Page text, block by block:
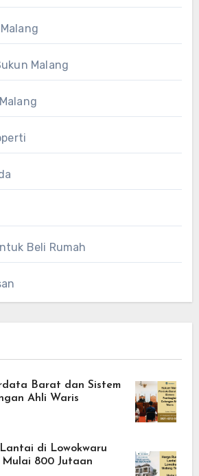
Malang
Beli Rumah
Barat dan Sistem
Ahli Waris
di Lowokwaru
Mulai 800 Jutaan